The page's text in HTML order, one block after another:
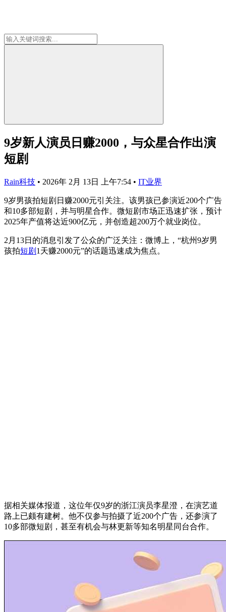
9岁新人演员日赚2000，与众星合作出演
短剧
Rain科技 • 2026年 2月 13日 上午7:54 • IT业界
9岁男孩拍短剧日赚2000元引关注。该男孩已参演近200个广告
和10多部短剧，并与明星合作。微短剧市场正迅速扩张，预计
2025年产值将达近900亿元，并创造超200万个就业岗位。
2月13日的消息引发了公众的广泛关注：微博上，“杭州9岁男
孩拍短剧 1天赚2000元”的话题迅速成为焦点。
据相关媒体报道，这位年仅9岁的浙江演员李星澄，在演艺道
路上已颇有建树。他不仅参与拍摄了近200个广告，还参演了
10多部微短剧，甚至有机会与林更新等知名明星同台合作。